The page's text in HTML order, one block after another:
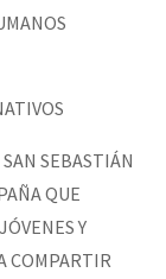
poblaciones y
y
SEBASTIÁN
QUE
Y
COMPARTIR